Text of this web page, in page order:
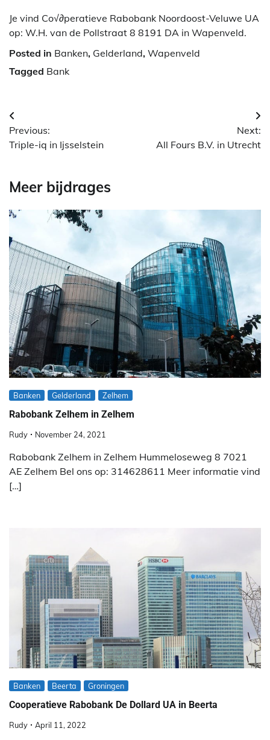
Je vind Co√∂peratieve Rabobank Noordoost-Veluwe UA
op: W.H. van de Pollstraat 8 8191 DA in Wapenveld.
Posted in Banken, Gelderland, Wapenveld
Tagged Bank
Berichtnavigatie
Previous:
Triple-iq in Ijsselstein
Next:
All Fours B.V. in Utrecht
Meer bijdrages
Banken Gelderland Zelhem
Rabobank Zelhem in Zelhem
Rudy November 24, 2021
Rabobank Zelhem in Zelhem Hummeloseweg 8 7021
AE Zelhem Bel ons op: 314628611 Meer informatie vind
[…]
Banken Beerta Groningen
Cooperatieve Rabobank De Dollard UA in Beerta
Rudy April 11, 2022